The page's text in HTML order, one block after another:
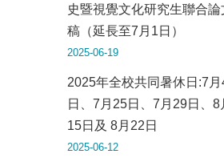
史暨視覺文化研究生聯合
稿（延長至7月1日）
2025-06-19
2025年全校共同暑休日:7
日、7月25日、7月29日、8
15日及 8月22日
2025-06-12